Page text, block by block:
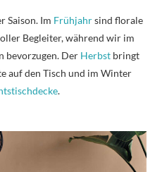
Saison. Im Frühjahrsind florale
Begleiter, während wir im
bevorzugen. Der Herbst bringt
auf den Tisch und im Winter
.